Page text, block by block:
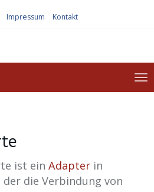
Impressum Kontakt
ist ein Adapter in
die Verbindung von